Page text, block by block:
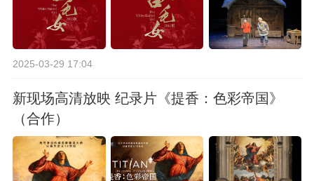
2025-03-29 17:04
新现场高清放映 纪录片《提香：色彩帝国》
（合作）